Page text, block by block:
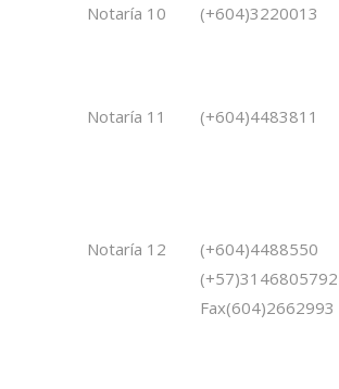
Notaría 10 (+604)3220013
Notaría 11 (+604)4483811
Notaría 12
(+604)4488550
(+57)3146805792
Fax(604)2662993